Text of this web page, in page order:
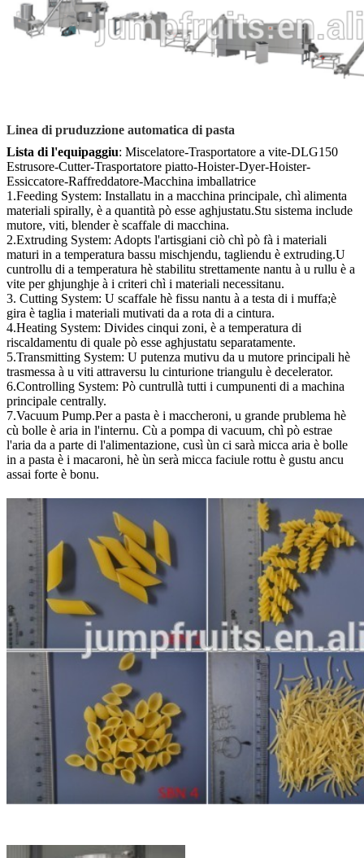
Linea di pruduzzione automatica di pasta
Lista di l'equipaggiu: Miscelatore-Trasportatore a vite-DLG150
Estrusore-Cutter-Trasportatore piatto-Hoister-Dyer-Hoister-
Essiccatore-Raffreddatore-Macchina imballatrice
1.Feeding System: Installatu in a macchina principale, chì alimenta
materiali spirally, è a quantità pò esse aghjustatu.Stu sistema include
mutore, viti, blender è scaffale di macchina.
2.Extruding System: Adopts l'artisgiani ciò chì pò fà i materiali
maturi in a temperatura bassu mischjendu, tagliendu è extruding.U
cuntrollu di a temperatura hè stabilitu strettamente nantu à u rullu è a
vite per ghjunghje à i criteri chì i materiali necessitanu.
3. Cutting System: U scaffale hè fissu nantu à a testa di i muffa;è
gira è taglia i materiali mutivati ​​da a rota di a cintura.
4.Heating System: Divides cinqui zoni, è a temperatura di
riscaldamentu di quale pò esse aghjustatu separatamente.
5.Transmitting System: U putenza mutivu da u mutore principali hè
trasmessa à u viti attraversu lu cinturione triangulu è decelerator.
6.Controlling System: Pò cuntrullà tutti i cumpunenti di a machina
principale centrally.
7.Vacuum Pump.Per a pasta è i maccheroni, u grande prublema hè
cù bolle è aria in l'internu. Cù a pompa di vacuum, chì pò estrae
l'aria da a parte di l'alimentazione, cusì ùn ci sarà micca aria è bolle
in a pasta è i macaroni, hè ùn serà micca faciule rottu è gustu ancu
assai forte è bonu.